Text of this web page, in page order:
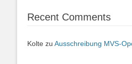
Recent Comments
Kolte zu Ausschreibung MVS-